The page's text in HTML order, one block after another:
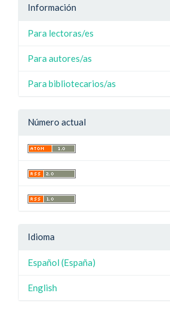
Información
Para lectoras/es
Para autores/as
Para bibliotecarios/as
Número actual
Idioma
Español (España)
English